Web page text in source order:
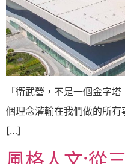
「衛武營，不是一個金字
個理念灌輸在我們做的所
[…]